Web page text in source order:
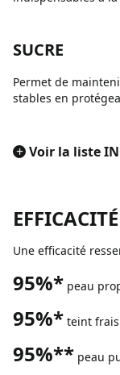
SUCRE
Permet de
stables en
+ Voir la liste
Une efficacité
95%* peau
95%* teint
95%** peau